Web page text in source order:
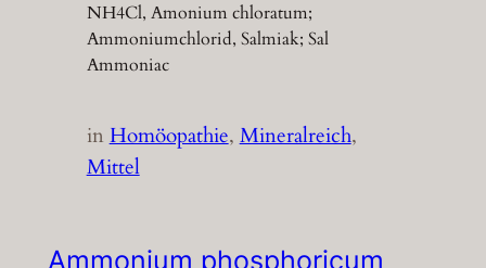
NH4Cl, Amonium chloratum;
Ammoniumchlorid, Salmiak; Sal
Ammoniac
inHomöopathie, Mineralreich
Mittel
Ammonium phosphoricum